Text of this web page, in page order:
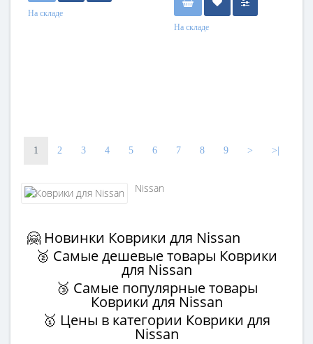
На складе
На складе
1 2 3 4 5 6 7 8 9 > >|
Nissan
🤗 Новинки Коврики для Nissan
🥈 Самые дешевые товары Коврики
для Nissan
🥉 Самые популярные товары
Коврики для Nissan
🥇 Цены в категории Коврики для
Nissan